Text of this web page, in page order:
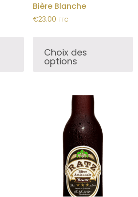
Bière Blanche
€23.00 TTC
Choix des
options